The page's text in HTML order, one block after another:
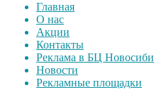
Главная
О нас
Акции
Контакты
Реклама в БЦ
Новости
Рекламные площадки